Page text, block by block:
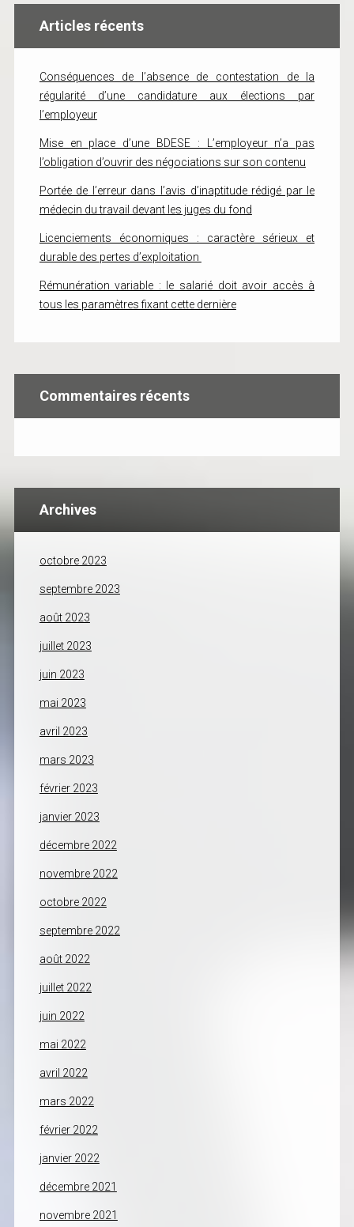
Articles récents
Conséquences de l’absence de contestation de la
régularité d’une candidature aux élections par
l’employeur
Mise en place d’une BDESE : L’employeur n’a pas
l’obligation d’ouvrir des négociations sur son contenu
Portée de l’erreur dans l’avis d’inaptitude rédigé par le
médecin du travail devant les juges du fond
Licenciements économiques : caractère sérieux et
durable des pertes d’exploitation
Rémunération variable : le salarié doit avoir accès à
tous les paramètres fixant cette dernière
Commentaires récents
Archives
octobre 2023
septembre 2023
août 2023
juillet 2023
juin 2023
mai 2023
avril 2023
mars 2023
février 2023
janvier 2023
décembre 2022
novembre 2022
octobre 2022
septembre 2022
août 2022
juillet 2022
juin 2022
mai 2022
avril 2022
mars 2022
février 2022
janvier 2022
décembre 2021
novembre 2021